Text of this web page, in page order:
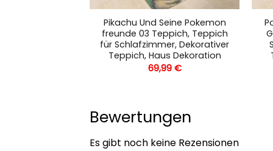
Pikachu Und Seine Pokemon
freunde 03 Teppich, Teppich
für Schlafzimmer, Dekorativer
Teppich, Haus Dekoration
69,99 €
Bewertungen
Es gibt noch keine Rezensionen